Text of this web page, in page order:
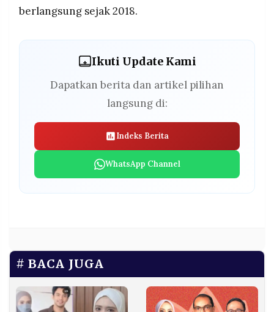
berlangsung sejak 2018.
Ikuti Update Kami
Dapatkan berita dan artikel pilihan
langsung di:
Indeks Berita
WhatsApp Channel
BACA JUGA